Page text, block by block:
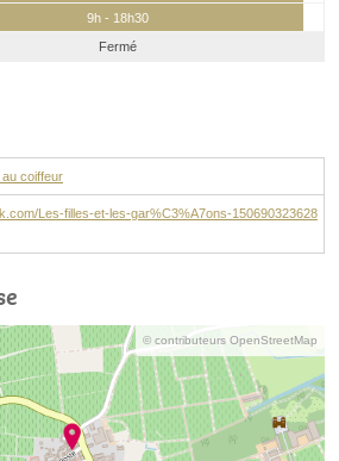
9h - 18h30
Fermé
coiffeur
Les-filles-et-les-gar%C3%A7ons-150690323628
© contributeurs OpenStreetMap